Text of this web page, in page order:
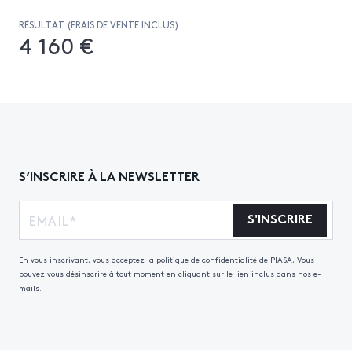
RÉSULTAT (FRAIS DE VENTE INCLUS)
4 160 €
S’INSCRIRE À LA NEWSLETTER
S'INSCRIRE
En vous inscrivant, vous acceptez la politique de confidentialité de PIASA, Vous
pouvez vous désinscrire à tout moment en cliquant sur le lien inclus dans nos e-
mails.